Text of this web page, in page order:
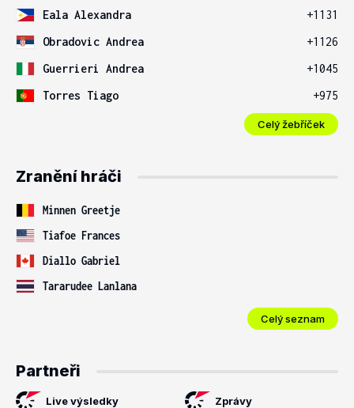
Eala Alexandra
+1131
Obradovic Andrea
+1126
Guerrieri Andrea
+1045
Torres Tiago
+975
Celý žebříček
Zranění hráči
Minnen Greetje
Tiafoe Frances
Diallo Gabriel
Tararudee Lanlana
Celý seznam
Partneři
Live výsledky Zprávy